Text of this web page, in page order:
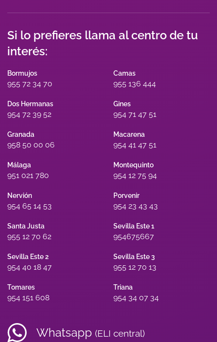
Si lo prefieres llama al centro de tu
interés:
Bormujos
955 72 34 70
Camas
955 136 444
Dos Hermanas
954 72 39 52
Gines
954 71 47 51
Granada
958 50 00 06
Macarena
954 41 47 51
Málaga
951 021 780
Montequinto
954 12 75 94
Nervión
954 65 14 53
Porvenir
954 23 43 43
Santa Justa
955 12 70 62
Sevilla Este 1
954675667
Sevilla Este 2
954 40 18 47
Sevilla Este 3
955 12 70 13
Tomares
954 151 608
Triana
954 34 07 34
Whatsapp (ELI central)